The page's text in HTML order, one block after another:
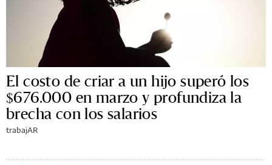
El costo de criar a un hijo superó los
$676.000 en marzo y profundiza la
brecha con los salarios
trabajAR